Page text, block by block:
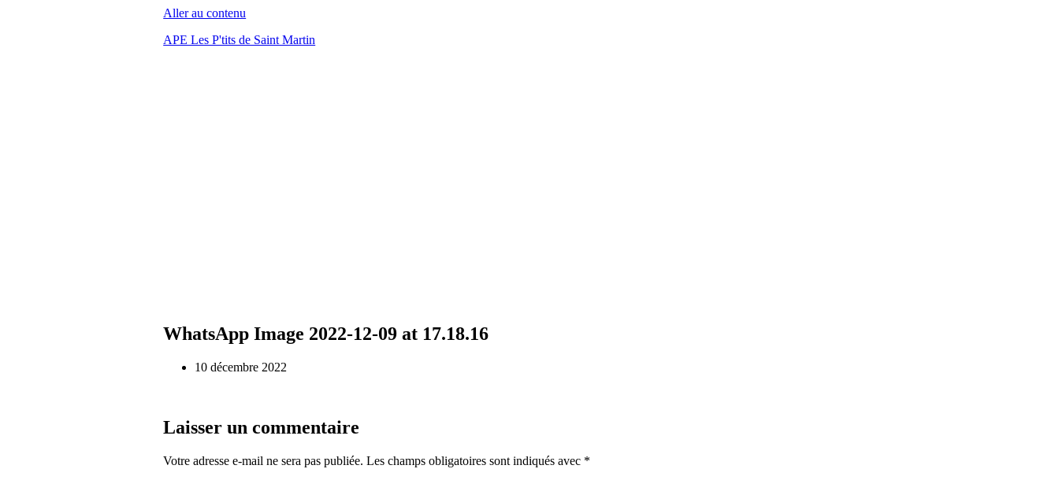
Aller au contenu
APE Les P'tits de Saint Martin
WhatsApp Image 2022-12-09 at 17.18.16
10 décembre 2022
Laisser un commentaire
Votre adresse e-mail ne sera pas publiée. Les champs obligatoires sont indiqués avec *